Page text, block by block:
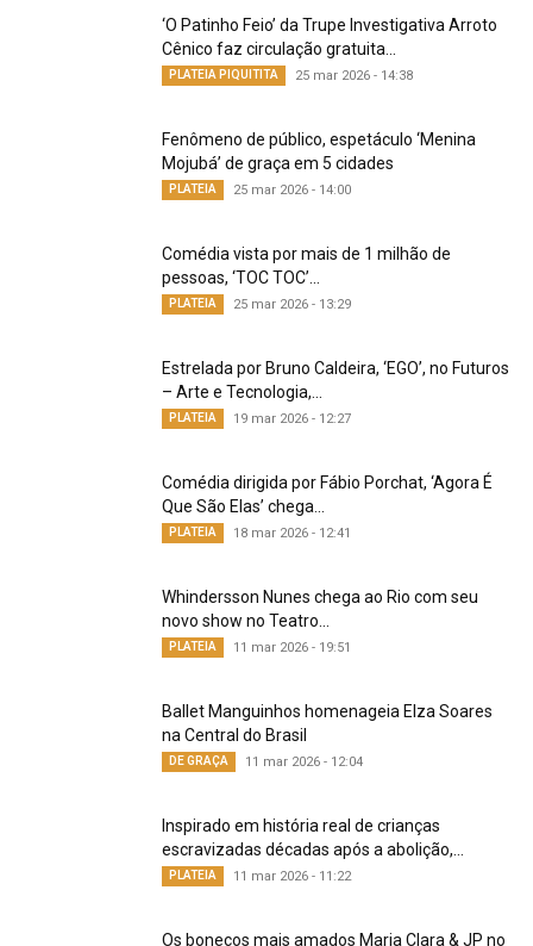
‘O Patinho Feio’ da Trupe Investigativa Arroto
Cênico faz circulação gratuita...
PLATEIA PIQUITITA 25 mar 2026 - 14:38
Fenômeno de público, espetáculo ‘Menina
Mojubá’ de graça em 5 cidades
PLATEIA 25 mar 2026 - 14:00
Comédia vista por mais de 1 milhão de
pessoas, ‘TOC TOC’...
PLATEIA 25 mar 2026 - 13:29
Estrelada por Bruno Caldeira, ‘EGO’, no Futuros
– Arte e Tecnologia,...
PLATEIA 19 mar 2026 - 12:27
Comédia dirigida por Fábio Porchat, ‘Agora É
Que São Elas’ chega...
PLATEIA 18 mar 2026 - 12:41
Whindersson Nunes chega ao Rio com seu
novo show no Teatro...
PLATEIA 11 mar 2026 - 19:51
Ballet Manguinhos homenageia Elza Soares
na Central do Brasil
DE GRAÇA 11 mar 2026 - 12:04
Inspirado em história real de crianças
escravizadas décadas após a abolição,...
PLATEIA 11 mar 2026 - 11:22
Os bonecos mais amados Maria Clara & JP no